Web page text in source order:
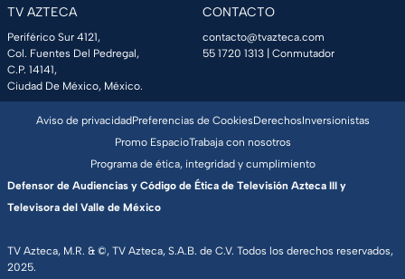
TV AZTECA
Periférico Sur 4121,
Col. Fuentes Del Pedregal,
C.P. 14141,
Ciudad De México, México.
CONTACTO
contacto@tvazteca.com
55 1720 1313 | Conmutador
TV Azteca, M.R. & ©, TV Azteca, S.A.B. de C.V. Todos los derechos reservados,
2025.
Aviso de privacidadPreferencias de CookiesDerechosInversionistas
Promo EspacioTrabaja con nosotros
Programa de ética, integridad y cumplimiento
Defensor de Audiencias y Código de Ética de Televisión Azteca III y
Televisora del Valle de México